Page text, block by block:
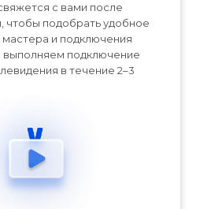
с вами после
чтобы подобрать удобное
мастера и подключения
выполняем подключение
в течение 2–3